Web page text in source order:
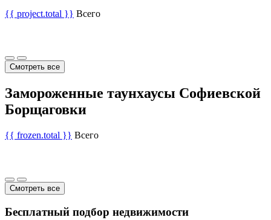
{{ project.total }} Всего
Смотреть все
Замороженные таунхаусы Софиевской
Борщаговки
{{ frozen.total }} Всего
Смотреть все
Бесплатный подбор недвижимости